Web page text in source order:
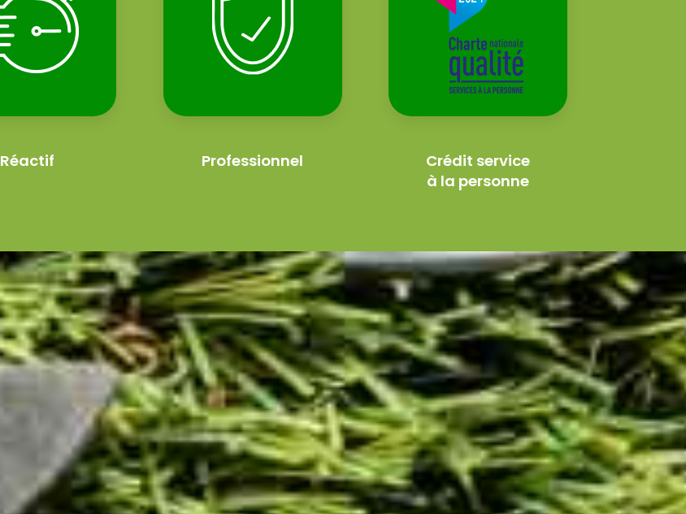
Réactif Professionnel
Crédit service
à la personne